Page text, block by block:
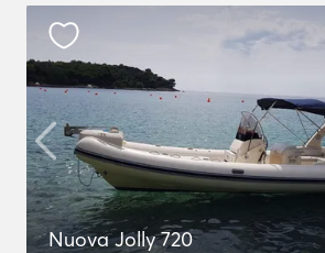
Nuova Jolly 720